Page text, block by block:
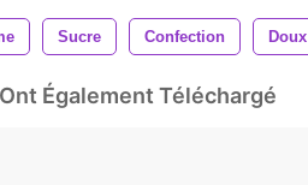
Sucre Confection Doux
Également Téléchargé